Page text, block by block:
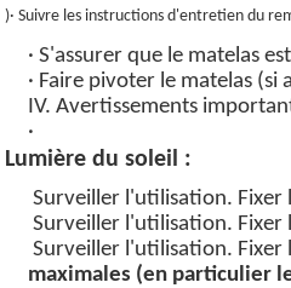
)· Suivre les instructions d'entretien du
· S'assurer que le matelas
· Faire pivoter le matelas
IV. Avertissements
·
Lumière du soleil :
Surveiller l'utilisation. Fixer
Surveiller l'utilisation. Fixer
Surveiller l'utilisation. Fixer
maximales (en particulier